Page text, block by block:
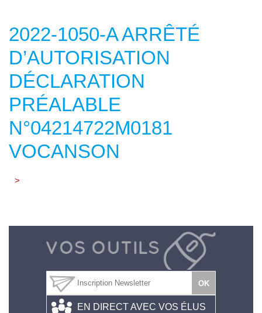
2022-1050-A ARRÊTÉ
D’AUTORISATION
DÉCLARATION
PRÉALABLE
N°04214722M0181
VOCANSON
>
EN DIRECT AVEC VOS ÉLUS